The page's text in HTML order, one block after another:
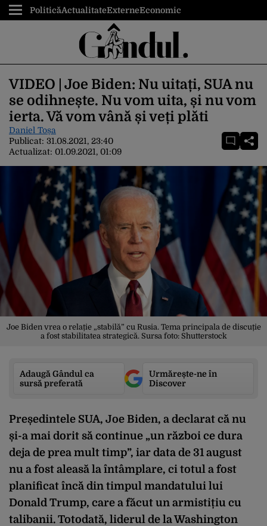
PoliticăActualitateExterneEconomic
VIDEO | Joe Biden: Nu uitați, SUA nu
se odihnește. Nu vom uita, și nu vom
ierta. Vă vom vână și veți plăti
Daniel Toșa
Publicat: 31.08.2021, 23:40
Actualizat: 01.09.2021, 01:09
Joe Biden vrea o relație „stabilă” cu Rusia. Tema principala de discuție
a fost stabilitatea strategică. Sursa foto: Shutterstock
Adaugă Gândul ca
sursă preferată
Urmărește-ne în
Discover
Președintele SUA, Joe Biden, a declarat că nu
și-a mai dorit să continue „un război ce dura
deja de prea mult timp”, iar data de 31 august
nu a fost aleasă la întâmplare, ci totul a fost
planificat încă din timpul mandatului lui
Donald Trump, care a făcut un armistițiu cu
talibanii. Totodată, liderul de la Washington